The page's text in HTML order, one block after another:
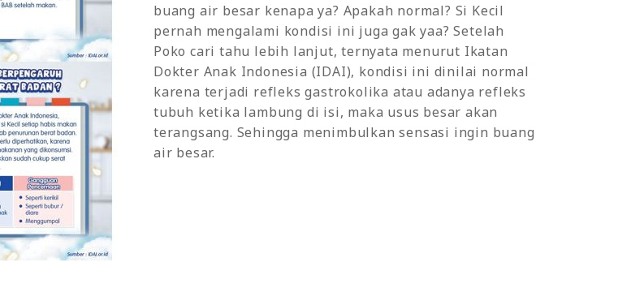
buang air besar kenapa ya? Apakah normal? Si Kecil
pernah mengalami kondisi ini juga gak yaa? Setelah
Poko cari tahu lebih lanjut, ternyata menurut Ikatan
Dokter Anak Indonesia (IDAI), kondisi ini dinilai normal
karena terjadi refleks gastrokolika atau adanya refleks
tubuh ketika lambung di isi, maka usus besar akan
terangsang. Sehingga menimbulkan sensasi ingin buang
air besar.